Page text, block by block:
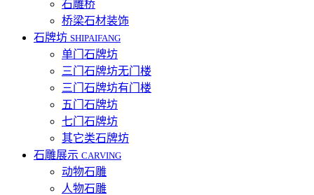
石雕桥
桥梁石材装饰
石牌坊 SHIPAIFANG
单门石牌坊
三门石牌坊无门楼
三门石牌坊有门楼
五门石牌坊
七门石牌坊
其它类石牌坊
石雕展示 CARVING
动物石雕
人物石雕